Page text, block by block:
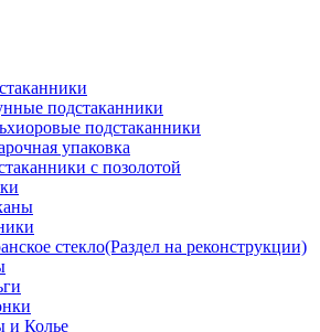
подстаканники
подстаканники
упаковка
с позолотой
стекло(Раздел на реконструкции)
и Колье